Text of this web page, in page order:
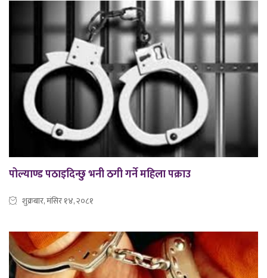
पोल्याण्ड पठाइदिन्छु भनी ठगी गर्ने महिला पक्राउ
शुक्रबार, मंसिर १४, २०८१